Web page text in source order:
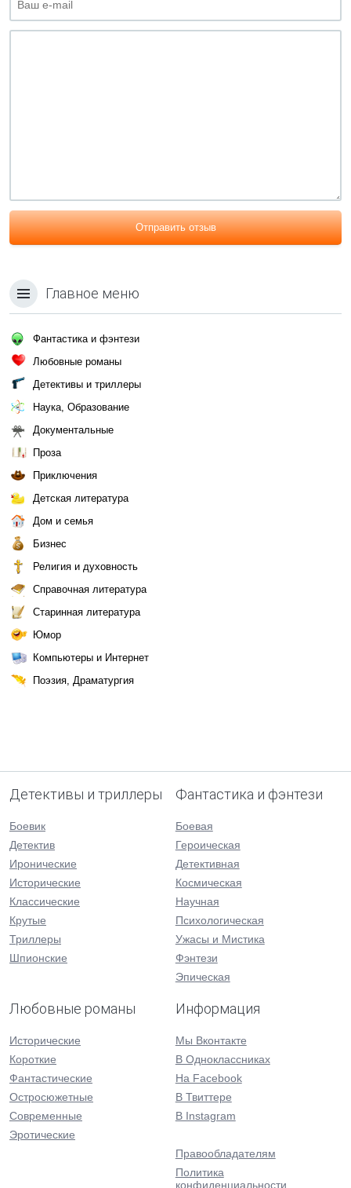
Отправить отзыв
Главное меню
Фантастика и фэнтези
Любовные романы
Детективы и триллеры
Наука, Образование
Документальные
Проза
Приключения
Детская литература
Дом и семья
Бизнес
Религия и духовность
Справочная литература
Старинная литература
Юмор
Компьютеры и Интернет
Поэзия, Драматургия
Детективы и триллеры
Боевик
Детектив
Иронические
Исторические
Классические
Крутые
Триллеры
Шпионские
Фантастика и фэнтези
Боевая
Героическая
Детективная
Космическая
Научная
Психологическая
Ужасы и Мистика
Фэнтези
Эпическая
Любовные романы
Исторические
Короткие
Фантастические
Остросюжетные
Современные
Эротические
Информация
Мы Вконтакте
В Одноклассниках
На Facebook
В Твиттере
В Instagram
Правообладателям
Политика
конфиденциальности